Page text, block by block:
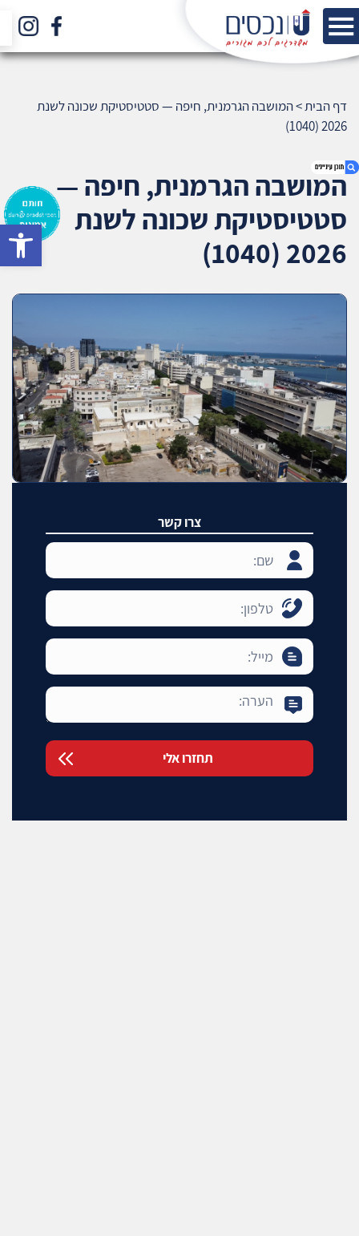
1. המושבה הגרמנית, חיפה — סטטיסטיקת שכונה
לשנת 2026 (1040)
3. שאלתם ? ענינו !
דף הבית>המושבה הגרמנית, חיפה — סטטיסטיקת שכונה לשנת
2026 (1040)
המושבה הגרמנית, חיפה —
סטטיסטיקת שכונה לשנת
2026 (1040)
צרו קשר